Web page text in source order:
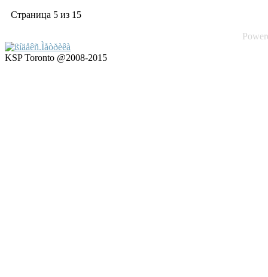
Страница 5 из 15
KSP Toronto @2008-2015